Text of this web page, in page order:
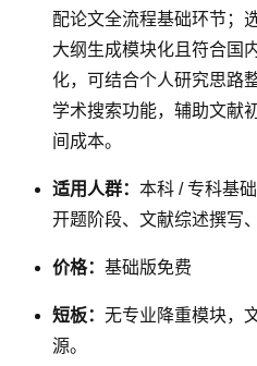
配论文全流程基础环节；
大纲生成模块化且符合国
化，可结合个人研究思路
学术搜索功能，辅助文献
间成本。
适用人群： 本科 / 专科基
开题阶段、文献综述撰写
价格： 基础版免费
短板： 无专业降重模块，
源。